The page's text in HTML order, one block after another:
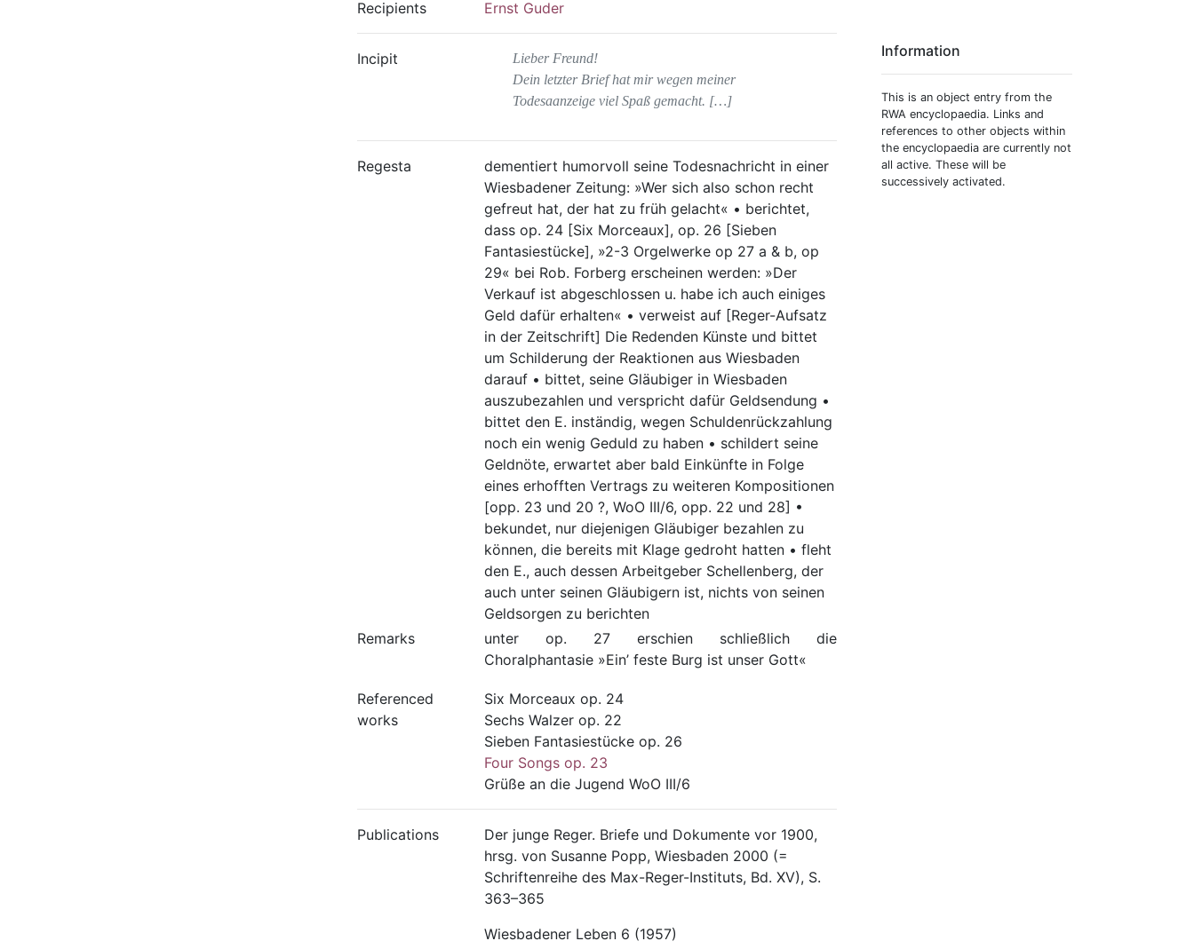
Recipients
Ernst Guder
Incipit
Lieber Freund!
Dein letzter Brief hat mir wegen meiner
Todesaanzeige viel Spaß gemacht. […]
Regesta
dementiert humorvoll seine Todesnachricht in einer
Wiesbadener Zeitung: »Wer sich also schon recht
gefreut hat, der hat zu früh gelacht« • berichtet,
dass op. 24 [Six Morceaux], op. 26 [Sieben
Fantasiestücke], »2-3 Orgelwerke op 27 a & b, op
29« bei Rob. Forberg erscheinen werden: »Der
Verkauf ist abgeschlossen u. habe ich auch einiges
Geld dafür erhalten« • verweist auf [Reger-Aufsatz
in der Zeitschrift] Die Redenden Künste und bittet
um Schilderung der Reaktionen aus Wiesbaden
darauf • bittet, seine Gläubiger in Wiesbaden
auszubezahlen und verspricht dafür Geldsendung •
bittet den E. inständig, wegen Schuldenrückzahlung
noch ein wenig Geduld zu haben • schildert seine
Geldnöte, erwartet aber bald Einkünfte in Folge
eines erhofften Vertrags zu weiteren Kompositionen
[opp. 23 und 20 ?, WoO III/6, opp. 22 und 28] •
bekundet, nur diejenigen Gläubiger bezahlen zu
können, die bereits mit Klage gedroht hatten • fleht
den E., auch dessen Arbeitgeber Schellenberg, der
auch unter seinen Gläubigern ist, nichts von seinen
Geldsorgen zu berichten
Remarks
unter op. 27 erschien schließlich die
Choralphantasie »Ein’ feste Burg ist unser Gott«
Referenced
works
Six Morceaux op. 24
Sechs Walzer op. 22
Sieben Fantasiestücke op. 26
Four Songs op. 23
Grüße an die Jugend WoO III/6
Publications
Der junge Reger. Briefe und Dokumente vor 1900,
hrsg. von Susanne Popp, Wiesbaden 2000 (=
Schriftenreihe des Max-Reger-Instituts, Bd. XV), S.
363–365
Wiesbadener Leben 6 (1957)
Information
This is an object entry from the
RWA encyclopaedia. Links and
references to other objects within
the encyclopaedia are currently not
all active. These will be
successively activated.